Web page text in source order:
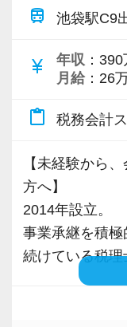
https://c3-
train 池袋駅C9
currency_yen 年収 ：
月給 ：26
content_paste 税務会計
【未経験から
方へ】
2014年設立。
事業承継を積
続けている税